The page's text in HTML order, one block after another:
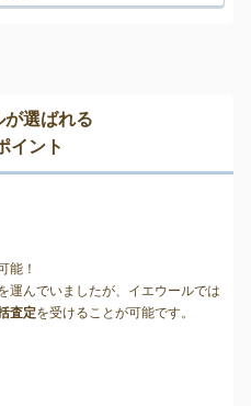
が選ばれる
イント
能！
運んでいましたが、イエウールでは
査定を受けることが可能です。